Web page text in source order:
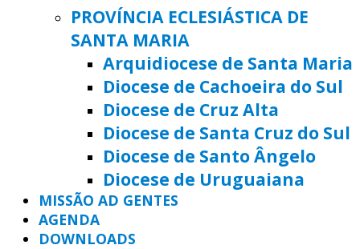
PROVÍNCIA ECLESIÁSTICA DE
SANTA MARIA
Arquidiocese de Santa Maria
Diocese de Cachoeira do Sul
Diocese de Cruz Alta
Diocese de Santa Cruz do Sul
Diocese de Santo Ângelo
Diocese de Uruguaiana
MISSÃO AD GENTES
AGENDA
DOWNLOADS